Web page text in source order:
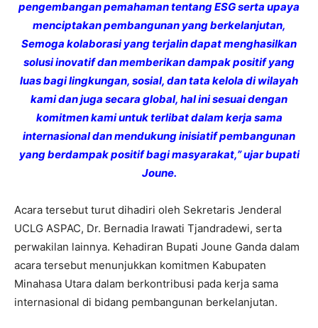
pengembangan pemahaman tentang ESG serta upaya
menciptakan pembangunan yang berkelanjutan,
Semoga kolaborasi yang terjalin dapat menghasilkan
solusi inovatif dan memberikan dampak positif yang
luas bagi lingkungan, sosial, dan tata kelola di wilayah
kami dan juga secara global, hal ini sesuai dengan
komitmen kami untuk terlibat dalam kerja sama
internasional dan mendukung inisiatif pembangunan
yang berdampak positif bagi masyarakat,” ujar bupati
Joune.
Acara tersebut turut dihadiri oleh Sekretaris Jenderal
UCLG ASPAC, Dr. Bernadia Irawati Tjandradewi, serta
perwakilan lainnya. Kehadiran Bupati Joune Ganda dalam
acara tersebut menunjukkan komitmen Kabupaten
Minahasa Utara dalam berkontribusi pada kerja sama
internasional di bidang pembangunan berkelanjutan.